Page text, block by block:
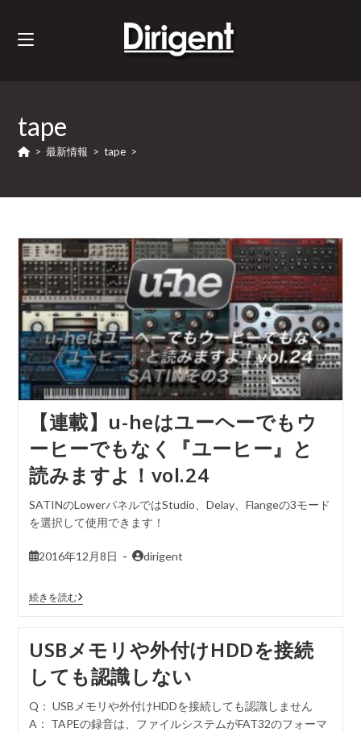
tape
> 最新情報 > tape >
【連載】u-heはユーヘーでもウ
ーヒーでもなく『ユーヒー』と
読みますよ！vol.24
SATINのLowerパネルではStudio、Delay、Flangeの3モード
を選択して使用できます！
2016年12月8日 dirigent
続きを読む
USBメモリや外付けHDDを接続
しても認識しない
Q： USBメモリや外付けHDDを接続しても認識しません
A： TAPEの録音は、ファイルシステムがFAT32のフォーマ